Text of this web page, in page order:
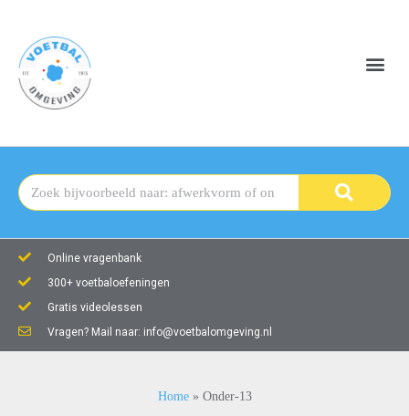
Online vragenbank
300+ voetbaloefeningen
Gratis videolessen
Vragen? Mail naar: info@voetbalomgeving.nl
Home» Onder-13